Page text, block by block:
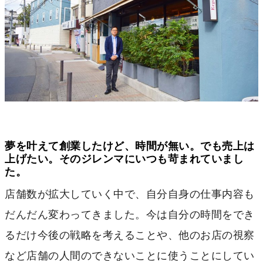
夢を叶えて創業したけど、時間が無い。でも売上は
上げたい。そのジレンマにいつも苛まれていまし
た。
店舗数が拡大していく中で、自分自身の仕事内容も
だんだん変わってきました。今は自分の時間をでき
るだけ今後の戦略を考えることや、他のお店の視察
など店舗の人間のできないことに使うことにしてい